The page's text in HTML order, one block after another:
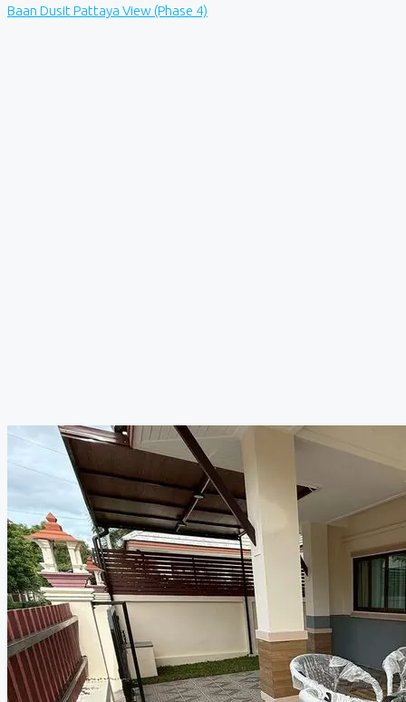
Baan Dusit Pattaya View (Phase 4)